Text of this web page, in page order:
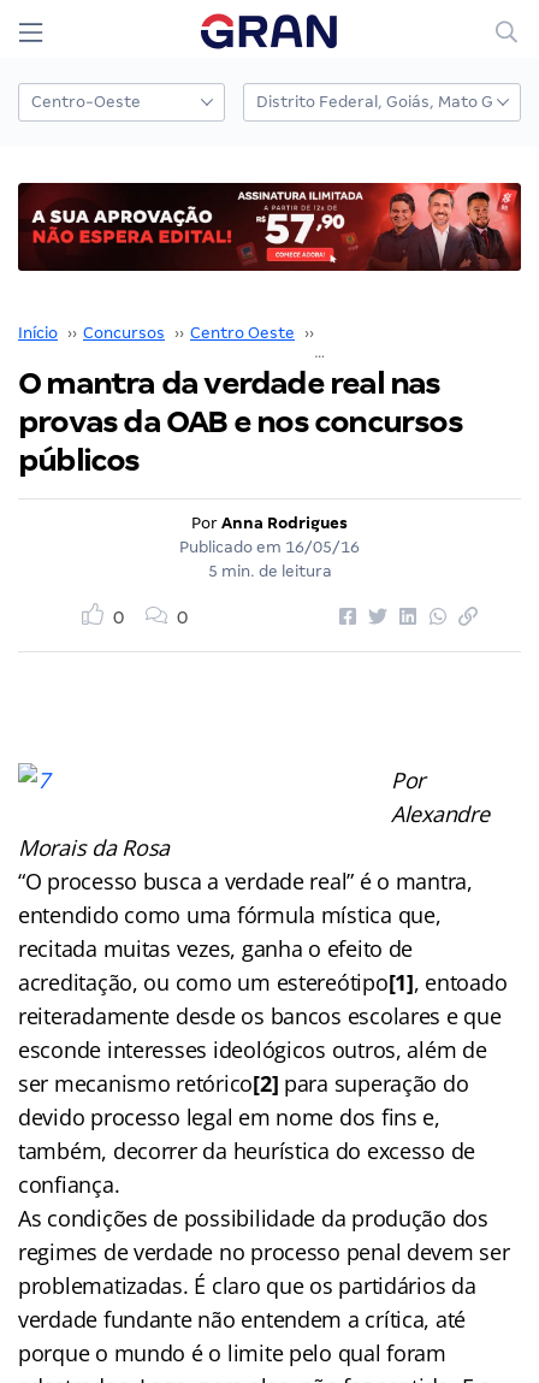
Início ›› Concursos ›› Centro Oeste ››
O mantra da verdade real nas
provas da OAB e nos concursos
públicos
Por Anna Rodrigues
Publicado em 16/05/16
5 min. de leitura
0 0
Por
Alexandre
Morais da Rosa
“O processo busca a verdade real” é o mantra,
entendido como uma fórmula mística que,
recitada muitas vezes, ganha o efeito de
acreditação, ou como um estereótipo[1], entoado
reiteradamente desde os bancos escolares e que
esconde interesses ideológicos outros, além de
ser mecanismo retórico[2] para superação do
devido processo legal em nome dos fins e,
também, decorrer da heurística do excesso de
confiança.
As condições de possibilidade da produção dos
regimes de verdade no processo penal devem ser
problematizadas. É claro que os partidários da
verdade fundante não entendem a crítica, até
porque o mundo é o limite pelo qual foram